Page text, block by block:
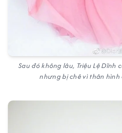
Sau đó không lâu, Triệu Lệ
nhưng bị chê vì thân